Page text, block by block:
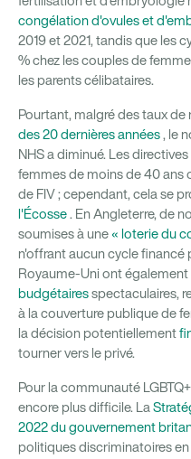
congélation d'ovules et
2019 et 2021, tandis que les
% chez les couples de
les parents célibataires.
Pourtant, malgré des taux de
des 20 dernières années, le
NHS a diminué. Les
femmes de moins de 40 ans
de FIV ; cependant, cela se
l'Écosse. En Angleterre, de
soumises à une « loterie du
n'offrant aucun cycle financé
Royaume-Uni ont
budgétairesspectaculaires,
à la couverture publique de
la décision potentiellement
tourner vers le privé.
Pour la communauté
encore plus difficile. La
2022 du gouvernement
politiques discriminatoires